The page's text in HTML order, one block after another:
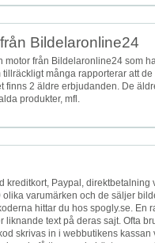
Bildelaronline24
från Bildelaronline24 som
många rapporterar att
finns 2 äldre erbjudanden. De
produkter, mfl.
kreditkort, Paypal,
varumärken och de säljer
hittar du hos spogly.se. En
liknande text på deras sajt. Ofta
skrivas in i webbutikens kassan